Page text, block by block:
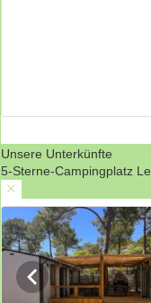
Unsere Unterkünfte
5-Sterne-Campingplatz